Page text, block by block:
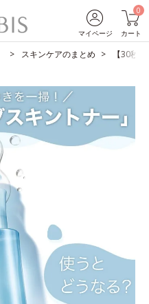
マイページ
0
カート
スキンケアのまとめ 【30秒